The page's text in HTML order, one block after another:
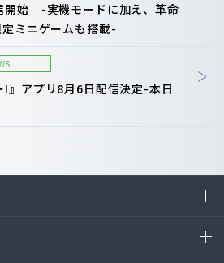
開始 -実機モードに加え、革命
ミニゲームも搭載-
I』アプリ8月6日配信決定-本日